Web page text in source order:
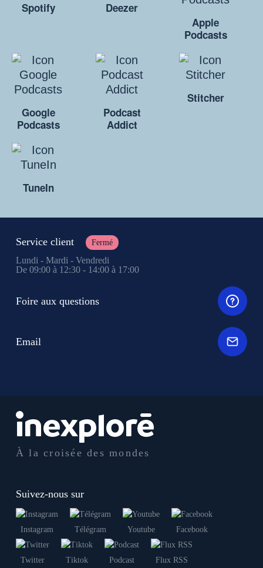
Spotify
Deezer
Apple
Podcasts
Google
Podcasts
Podcast
Addict
Stitcher
TuneIn
À la croisée des mondes
Suivez-nous sur
Instagram Télégram Youtube Facebook
Twitter Tiktok Podcast Flux RSS
Service client Fermé
Lundi - Mardi - Vendredi
De 09:00 à 12:30 - 14:00 à 17:00
Foire aux questions
Email